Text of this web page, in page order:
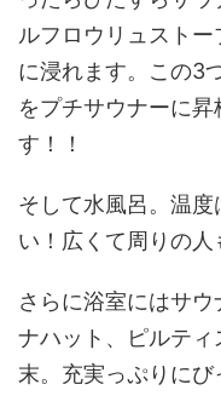
ルフロウリュスト
に浸れます。この3
をプチサウナーに
す！！
そして水風呂。温
い！広くて周りの人
さらに浴室にはサ
ナハット、ピルテ
末。充実っぷりにび